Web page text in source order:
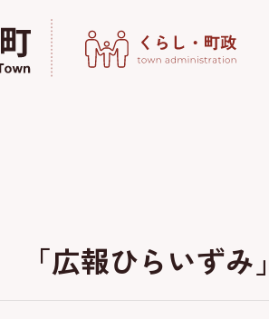
「広報ひらいず